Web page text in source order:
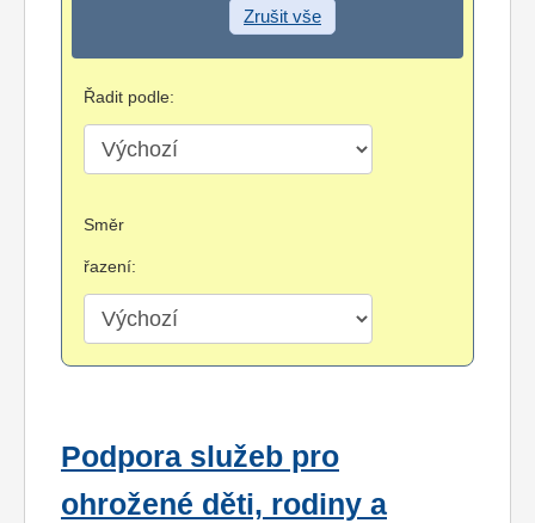
Zrušit vše
Řadit podle:
Směr
řazení:
Podpora služeb pro
ohrožené děti, rodiny a